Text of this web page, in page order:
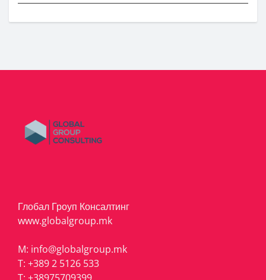
Глобал Гроуп Консалтинг
www.globalgroup.mk
M: info@globalgroup.mk
T: +389 2 5126 533